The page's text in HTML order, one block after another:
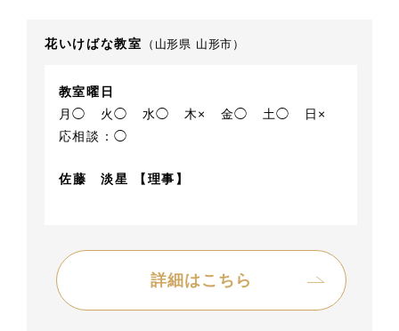
花いけばな教室 （山形県 山形市）
教室曜日
月◯
火◯ 水◯ 木× 金◯ 土◯
日×
応相談：◯
佐藤 淡星 【理事】
詳細はこちら